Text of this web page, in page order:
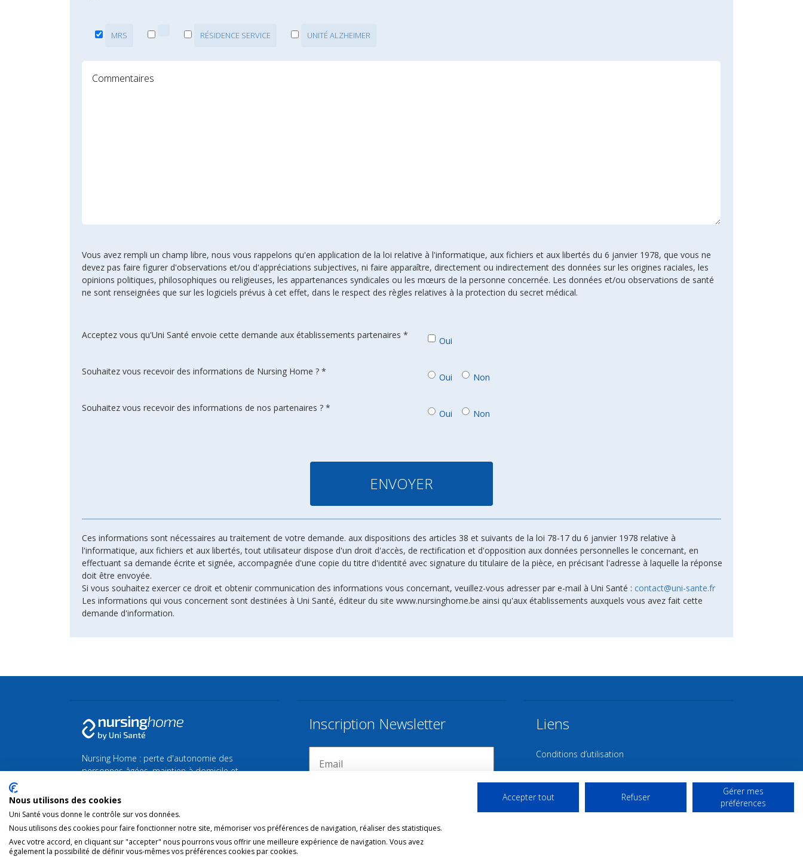
MRS RÉSIDENCE SERVICE UNITÉ ALZHEIMER
Vous avez rempli un champ libre, nous vous rappelons qu'en application de la loi relative à l'informatique, aux fichiers et aux libertés du 6 janvier 1978, que vous ne
devez pas faire figurer d'observations et/ou d'appréciations subjectives, ni faire apparaître, directement ou indirectement des données sur les origines raciales, les
opinions politiques, philosophiques ou religieuses, les appartenances syndicales ou les mœurs de la personne concernée. Les données et/ou observations de santé
ne sont renseignées que sur les logiciels prévus à cet effet, dans le respect des règles relatives à la protection du secret médical.
Acceptez vous qu'Uni Santé envoie cette demande aux établissements partenaires *
Oui
Souhaitez vous recevoir des informations de Nursing Home ? *
Oui Non
Souhaitez vous recevoir des informations de nos partenaires ? *
Oui Non
Ces informations sont nécessaires au traitement de votre demande. aux dispositions des articles 38 et suivants de la loi 78-17 du 6 janvier 1978 relative à
l'informatique, aux fichiers et aux libertés, tout utilisateur dispose d'un droit d'accès, de rectification et d'opposition aux données personnelles le concernant, en
effectuant sa demande écrite et signée, accompagnée d'une copie du titre d'identité avec signature du titulaire de la pièce, en précisant l'adresse à laquelle la réponse
doit être envoyée.
Si vous souhaitez exercer ce droit et obtenir communication des informations vous concernant, veuillez-vous adresser par e-mail à Uni Santé : contact@uni-sante.fr
Les informations qui vous concernent sont destinées à Uni Santé, éditeur du site www.nursinghome.be ainsi qu'aux établissements auxquels vous avez fait cette
demande d'information.
Nursing Home : perte d'autonomie des
personnes âgées, maintien à domicile et
Retrouvez toutes les actualités de la Silver
Inscription Newsletter Liens
Conditions d’utilisation
Contact NL
Copyright
Mentions Légales
Nous utilisons des cookies
Uni Santé vous donne le contrôle sur vos données.
Nous utilisons des cookies pour faire fonctionner notre site, mémoriser vos préférences de navigation, réaliser des statistiques.
Avec votre accord, en cliquant sur "accepter" nous pourrons vous offrir une meilleure expérience de navigation. Vous avez
également la possibilité de définir vous-mêmes vos préférences cookies par cookies.
Accepter tout Refuser
Gérer mes
préférences